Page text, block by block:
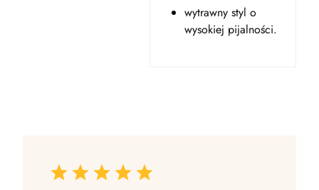
wytrawny styl o
wysokiej pijalności.